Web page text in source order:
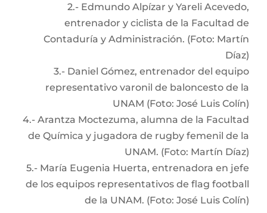
2.- Edmundo Alpízar y Yareli Acevedo,
entrenador y ciclista de la Facultad de
Contaduría y Administración. (Foto: Martín
Díaz)
3.- Daniel Gómez, entrenador del equipo
representativo varonil de baloncesto de la
UNAM (Foto: José Luis Colín)
4.- Arantza Moctezuma, alumna de la Facultad
de Química y jugadora de rugby femenil de la
UNAM. (Foto: Martín Díaz)
5.- María Eugenia Huerta, entrenadora en jefe
de los equipos representativos de flag football
de la UNAM. (Foto: José Luis Colín)